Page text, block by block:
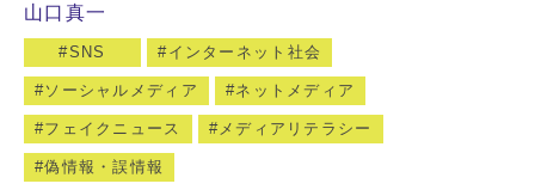
山口真一
SNS インターネット社会
ソーシャルメディア ネットメディア
フェイクニュース メディアリテラシー
偽情報・誤情報